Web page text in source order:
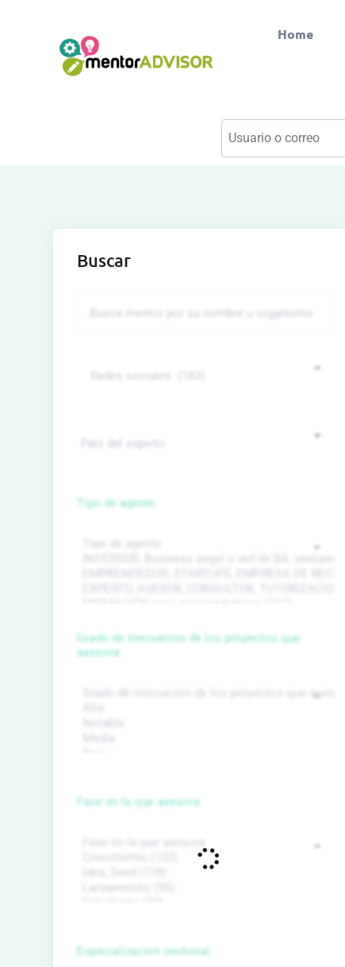
Home
Buscar
Tipo de agente
Grado de innovación de los proyectos que
asesora
Fase en la que asesora
Especialización sectorial